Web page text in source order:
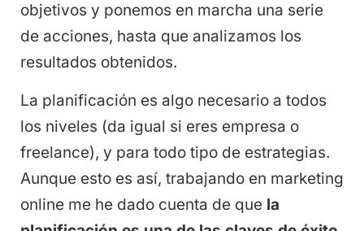
objetivos y ponemos en marcha una serie
de acciones, hasta que analizamos los
resultados obtenidos.
La planificación es algo necesario a todos
los niveles (da igual si eres empresa o
freelance), y para todo tipo de estrategias.
Aunque esto es así, trabajando en marketing
online me he dado cuenta de que la